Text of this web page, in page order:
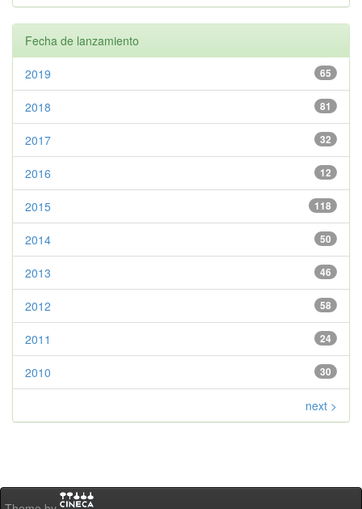
Fecha de lanzamiento
65
2019
81
2018
32
2017
12
2016
118
2015
50
2014
46
2013
58
2012
24
2011
30
2010
next >